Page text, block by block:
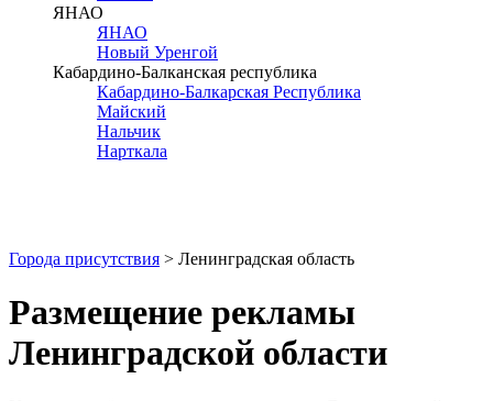
ЯНАО
ЯНАО
Новый Уренгой
Кабардино-Балканская республика
Кабардино-Балкарская Республика
Майский
Нальчик
Нарткала
Города присутствия > Ленинградская область
Размещение рекламы
Ленинградской области